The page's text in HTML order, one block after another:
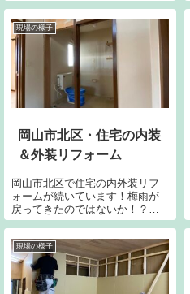
仕上げの下地処理中です。メチ
という目地を埋めて不陸を整正
していきます。この下地処理が
仕上げに大きく左右さ...
現場の様子
岡山市北区・住宅の内装
＆外装リフォーム
岡山市北区で住宅の内外装リフ
ォームが続いています！梅雨が
戻ってきたのではないか！？と
思えるほど雨が多いこの頃。。
鎧。ここまで劣化したもので
も、再生価値はあります。そこ
を見極めるのも当社の大切な役
割です。施主様に少...
現場の様子